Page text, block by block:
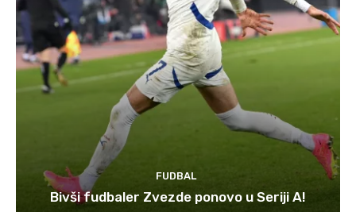
FUDBAL
Bivši fudbaler Zvezde ponovo u Seriji A!